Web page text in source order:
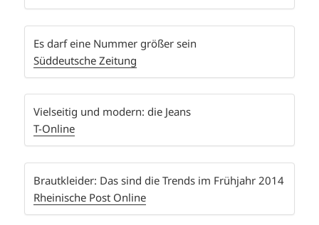
Es darf eine Nummer größer sein
Süddeutsche Zeitung
Vielseitig und modern: die Jeans
T-Online
Brautkleider: Das sind die Trends im Frühjahr 2014
Rheinische Post Online